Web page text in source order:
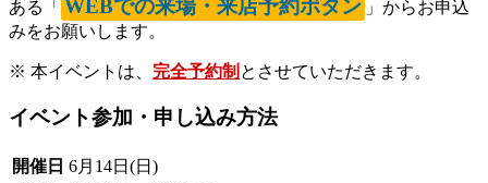
ある「 WEBでの来場・来店予約ボタン 」からお申込
みをお願いします。
※ 本イベントは、 完全予約制 とさせていただきます。
イベント参加・申し込み方法
開催日 6月14日(日)